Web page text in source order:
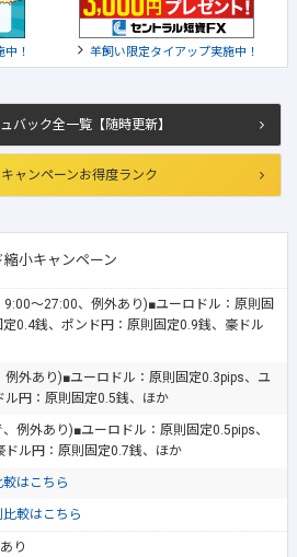
バック全一覧【随時更新】
ャンペーンお得度ランク
小キャンペーン
～27:00、例外あり)■ユーロドル：原則固
0.4銭、ポンド円：原則固定0.9銭、豪ドル
例外あり)■ユーロドル：原則固定0.3pips、ユ
円：原則固定0.5銭、ほか
例外あり)■ユーロドル：原則固定0.5pips、
ル円：原則固定0.7銭、ほか
はこちら
較はこちら
り
！ 羊飼い限定タイアップ実施中！